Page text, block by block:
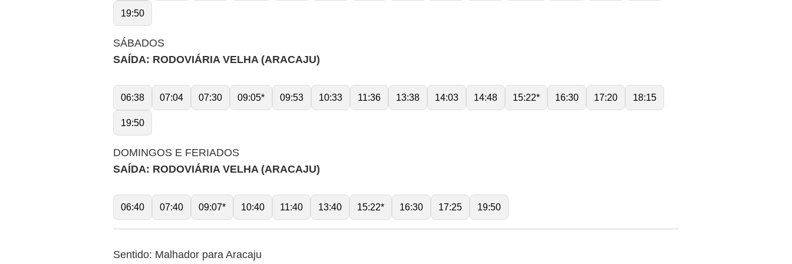
19:50
SÁBADOS
SAÍDA: RODOVIÁRIA VELHA (ARACAJU)
06:38 07:04 07:30 09:05* 09:53 10:33 11:36 13:38 14:03 14:48 15:22* 16:30 17:20 18:15
19:50
DOMINGOS E FERIADOS
SAÍDA: RODOVIÁRIA VELHA (ARACAJU)
06:40 07:40 09:07* 10:40 11:40 13:40 15:22* 16:30 17:25 19:50
Sentido: Malhador para Aracaju